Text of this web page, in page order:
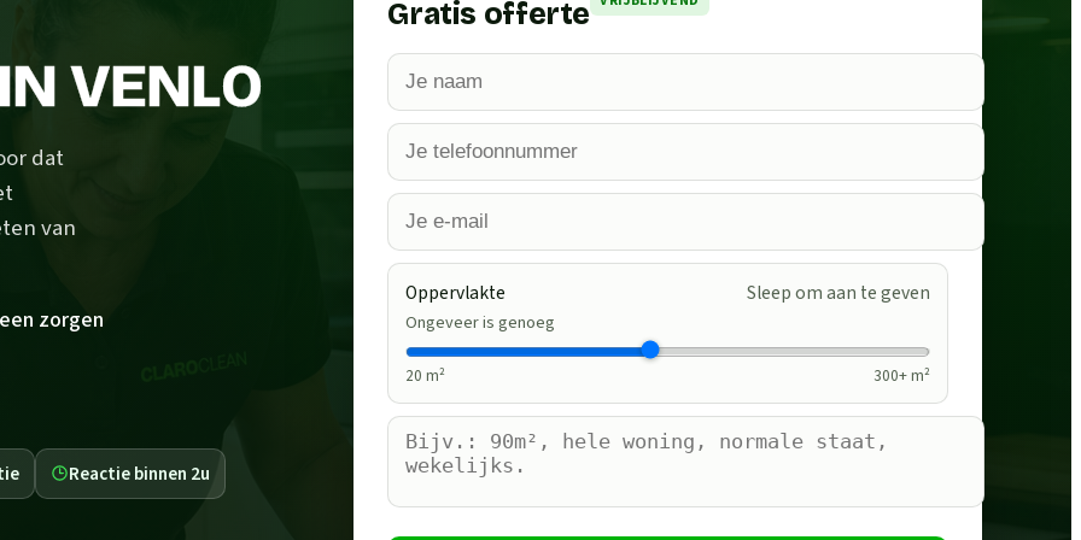
VENLO
dat
van
zorgen
Reactie binnen 2u
Gratis offerte
Oppervlakte Sleep om aan te geven
Ongeveer is genoeg
20 m² 300+ m²